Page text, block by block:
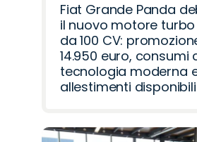
Fiat Grande Panda
il nuovo motore
da 100 CV:
14.950 euro, consumi
tecnologia moderna
allestimenti